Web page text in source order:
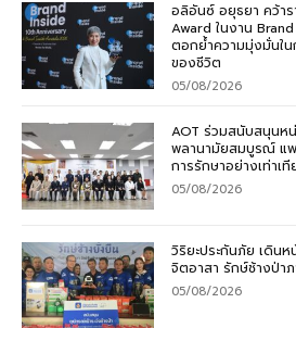
อลิอันซ์ อยุธยา คว้า
Award ในงาน
ตอกย้ำความมุ่งมั่นใน
ของชีวิต
05/08/2026
AOT ร่วมสนับสนุนห
พลานามัยสมบูรณ์ แพ
การรักษาอย่างเท่าเที
05/08/2026
วิริยะประกันภัย เดินห
จิตอาสา รักษ์ช้างป่า
05/08/2026